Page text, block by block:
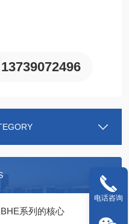
13739072496
系列的核心
电话咨询